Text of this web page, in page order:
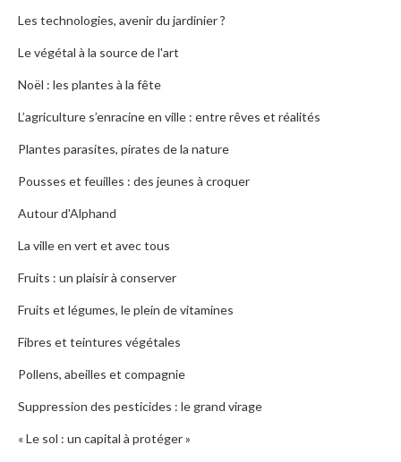
Les technologies, avenir du jardinier ?
Le végétal à la source de l'art
Noël : les plantes à la fête
L’agriculture s’enracine en ville : entre rêves et réalités
Plantes parasites, pirates de la nature
Pousses et feuilles : des jeunes à croquer
Autour d'Alphand
La ville en vert et avec tous
Fruits : un plaisir à conserver
Fruits et légumes, le plein de vitamines
Fibres et teintures végétales
Pollens, abeilles et compagnie
Suppression des pesticides : le grand virage
« Le sol : un capital à protéger »